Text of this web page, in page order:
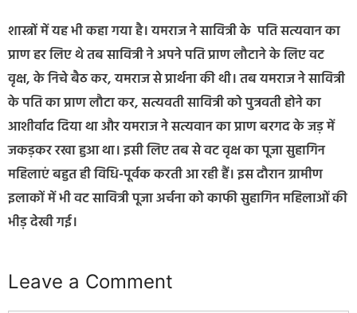
शास्त्रों में यह भी कहा गया है। यमराज ने सावित्री के पति सत्यवान का
प्राण हर लिए थे तब सावित्री ने अपने पति प्राण लौटाने के लिए वट
वृक्ष, के निचे बैठ कर, यमराज से प्रार्थना की थी। तब यमराज ने सावित्री
के पति का प्राण लौटा कर, सत्यवती सावित्री को पुत्रवती होने का
आशीर्वाद दिया था और यमराज ने सत्यवान का प्राण बरगद के जड़ में
जकड़कर रखा हुआ था। इसी लिए तब से वट वृक्ष का पूजा सुहागिन
महिलाएं बहुत ही विधि-पूर्वक करती आ रही हैं। इस दौरान ग्रामीण
इलाकों में भी वट सावित्री पूजा अर्चना को काफी सुहागिन महिलाओं की
भीड़ देखी गई।
Leave a Comment